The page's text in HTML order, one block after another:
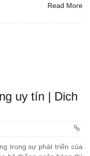
Read More
uy tín | Dich
trong sự phát triển của